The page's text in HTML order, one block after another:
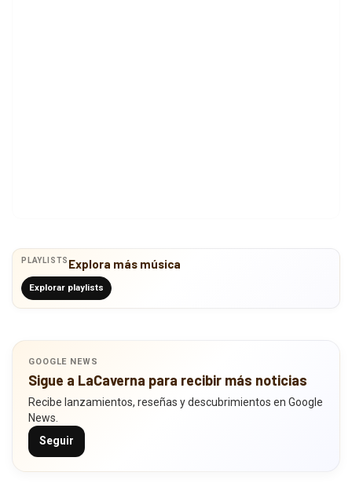
PLAYLISTS Explora más música
Explorar playlists
GOOGLE NEWS
Sigue a LaCaverna para recibir más noticias
Recibe lanzamientos, reseñas y descubrimientos en Google
News.
Seguir